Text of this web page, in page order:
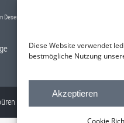
Diese Website verwendet
bestmögliche Nutzung
Akzeptieren
Cookie
Desert
- Tel.: 0171 - 3842024 - E-Mail: